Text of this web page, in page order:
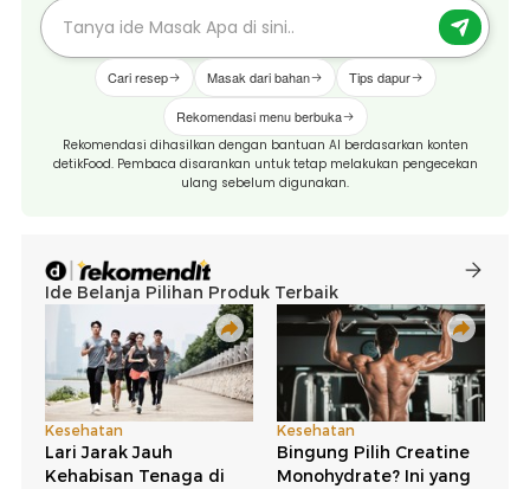
Cari resep Masak dari bahan Tips dapur
Rekomendasi menu berbuka
Rekomendasi dihasilkan dengan bantuan AI berdasarkan konten
detikFood. Pembaca disarankan untuk tetap melakukan pengecekan
ulang sebelum digunakan.